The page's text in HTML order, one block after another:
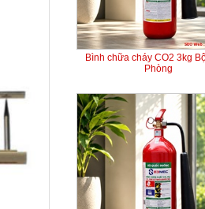
Bình chữa cháy CO2 3kg
Phòng